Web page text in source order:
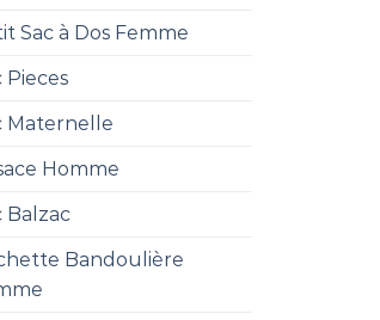
Sac à Dos Femme
Pieces
Maternelle
Homme
Balzac
Bandoulière